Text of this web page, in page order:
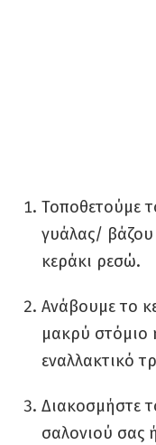
Τοποθετούμε
γυάλας/
κεράκι ρεσώ.
Ανάβουμε το
μακρύ στόμιο
εναλλακτικό
Διακοσμήστε
σαλονιού σας